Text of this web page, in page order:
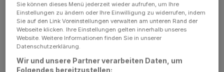
3. Mot de passe
L’utilisateur reçoit un mot de passe pour l’accès,
qu’il doit traiter confidentiellement et protéger
contre tout accès non autorisé. Il ne peut le
transmettre qu’aux personnes qui peuvent
Sie können dieses Menü jederzeit wieder aufrufen, um Ihre
Einstellungen zu ändern oder Ihre Einwilligung zu widerrufen, indem
Sie auf den Link Voreinstellungen verwalten am unteren Rand der
Webseite klicken. Ihre Einstellungen gelten innerhalb unseres
Website. Weitere Informationen finden Sie in unserer
Datenschutzerklärung.
Wir und unsere Partner verarbeiten Daten, um
Folgendes bereitzustellen: